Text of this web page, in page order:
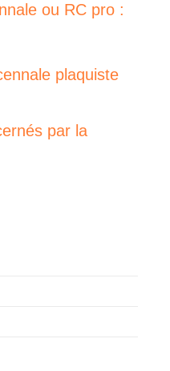
ou RC pro :
plaquiste
par la